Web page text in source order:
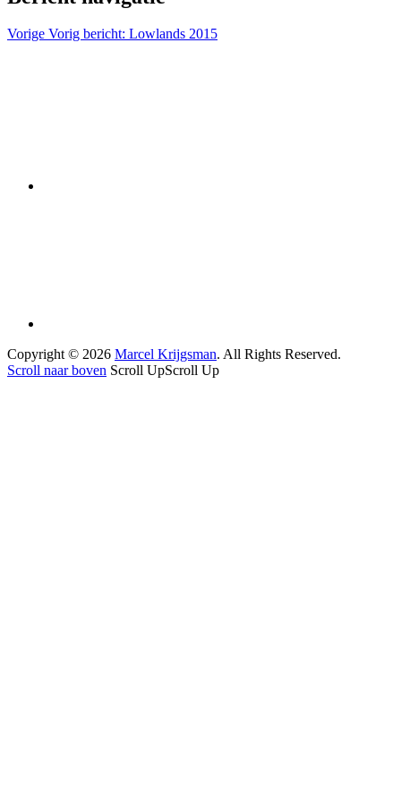
Vorige Vorig bericht: Lowlands 2015
Copyright © 2026 Marcel Krijgsman. All Rights Reserved.
Scroll naar boven Scroll UpScroll Up